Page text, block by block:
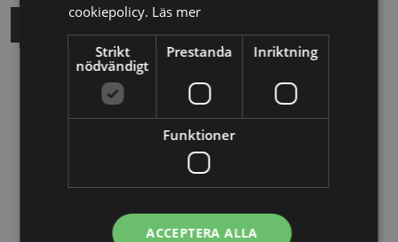
Relaterade nyheter
Nya Världsbanksregler öppnar för
svenska företag – lär dig vinna
cookiepolicy. Läs mer
Strikt
nödvändigt
Prestanda Inriktning
Funktioner
ACCEPTERA ALLA